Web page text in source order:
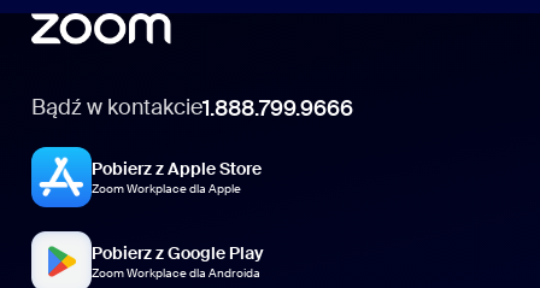
Bądź w kontakcie1.888.799.9666
Pobierz z Apple Store
Zoom Workplace dla Apple
Pobierz z Google Play
Zoom Workplace dla Androida